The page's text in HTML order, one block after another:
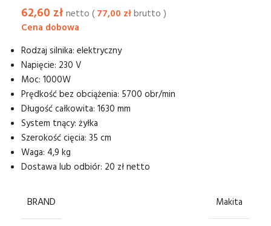
62,60 zł netto (77,00 złbrutto )
Rodzaj silnika: elektryczny
Napięcie: 230 V
Moc: 1000W
Prędkość bez obciążenia: 5700 obr/min
Długość całkowita: 1630 mm
System tnący: żyłka
Szerokość cięcia: 35 cm
Waga: 4,9 kg
Dostawa lub odbiór: 20 zł netto
BRAND Makita